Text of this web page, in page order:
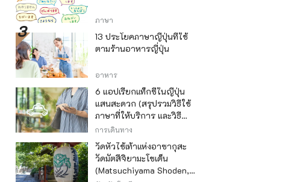
ภาษา
13 ประโยคภาษาญี่ปุ่นที่ใช้
ตามร้านอาหารญี่ปุ่น
อาหาร
6 แอปเรียกแท็กซี่ในญี่ปุ่น
แสนสะดวก (สรุปรวมวิธีใช้
ภาษาที่ให้บริการ และวิธี
ชำระเงิน)
การเดินทาง
วัดหัวไช้เท้าแห่งอาซากุสะ
วัดมัตสึจิยามะโชเด็น
(Matsuchiyama Shoden,